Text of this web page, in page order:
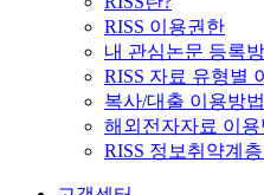
RISS 이용권한
내 관심논문 등록
RISS 자료 유형별
복사/대출 이용방법
해외전자자료 이용
RISS 정보취약계